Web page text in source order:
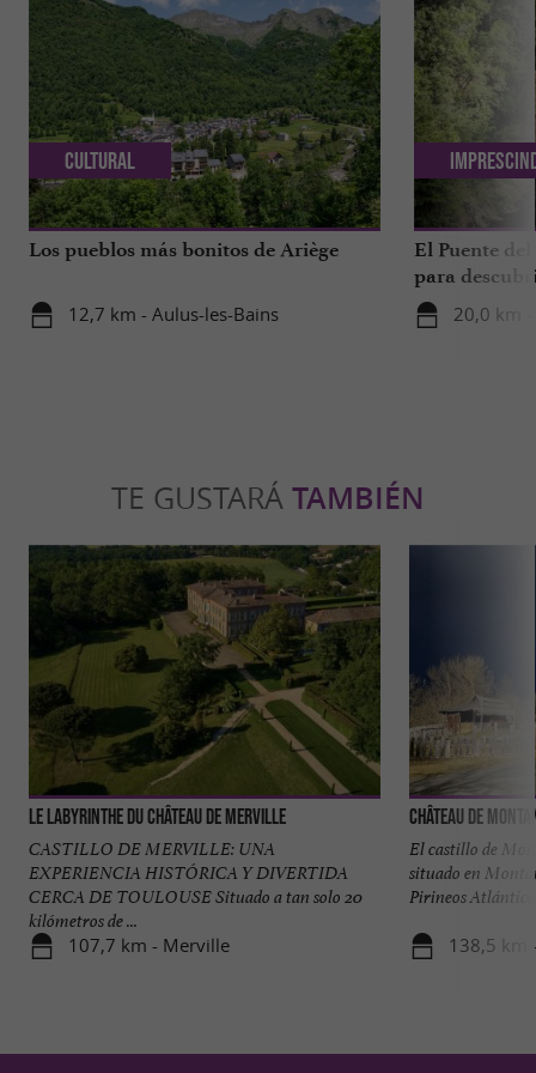
Los pueblos más bonitos de Ariège
12,7 km - Aulus-les-Bains
Cultural
El Puente
para
20,0 km
TE GUSTARÁ TAMBIÉN
Le Labyrinthe du Château de Merville
CASTILLO DE MERVILLE: UNA
EXPERIENCIA HISTÓRICA Y DIVERTIDA
CERCA DE TOULOUSE Situado a tan solo 20
kilómetros de ...
107,7 km - Merville
Château de
El castillo de
situado en
Pirineos
138,5 km